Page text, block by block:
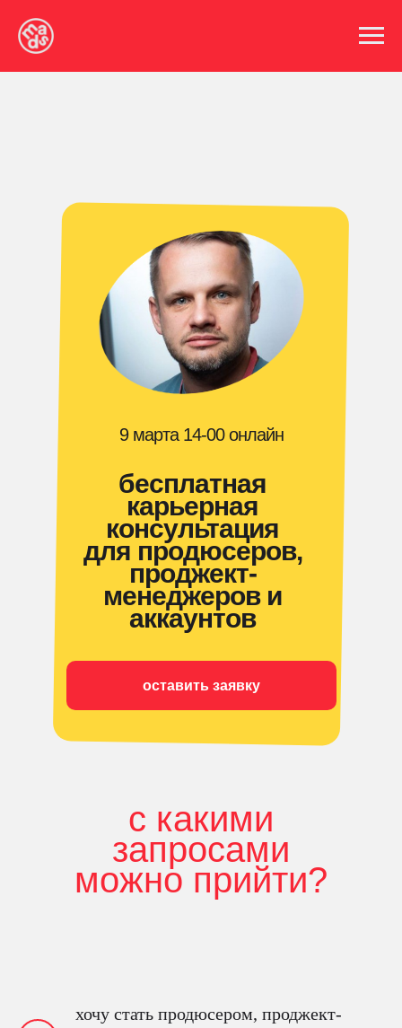
бесплатная
карьерная
консультация
для продюсеров,
проджект-
менеджеров и
аккаунтов
оставить заявку
9 марта 14-00 онлайн
с какими
запросами
можно прийти?
хочу стать продюсером, проджект-